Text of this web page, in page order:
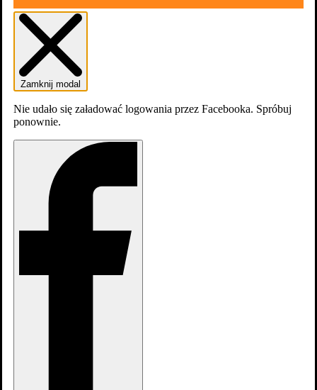
Zdjęcia
Zamknij modal
Nie udało się załadować logowania przez Facebooka. Spróbuj
ponownie.